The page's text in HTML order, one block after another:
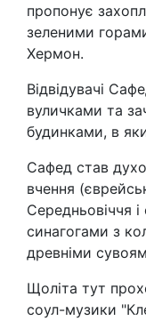
пропонує
зеленими
Хермон.
Відвідувачі
вуличками та
будинками, в
Сафед став
вчення
Середньовіччя
синагогами з
древніми
Щоліта тут
соул-музики